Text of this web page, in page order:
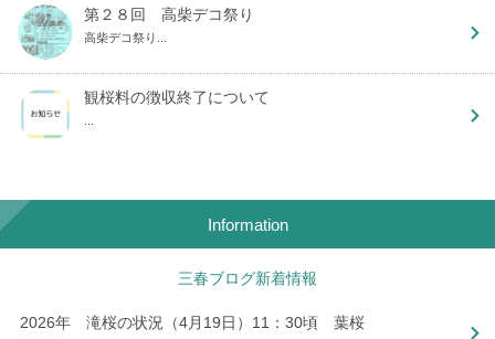
第２８回 高柴デコ祭り
高柴デコ祭り...
観桜料の徴収終了について
Information
三春ブログ新着情報
2026年 滝桜の状況（4月19日）11：30頃 葉桜